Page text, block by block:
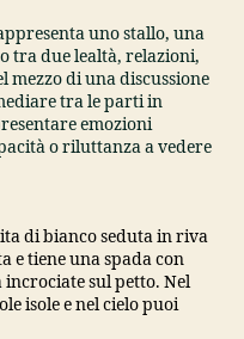
uno stallo, una
tra due lealtà, relazioni,
mezzo di una discussione
tra le parti in
emozioni
o riluttanza a vedere
di bianco seduta in riva
e tiene una spada con
sul petto. Nel
isole e nel cielo puoi